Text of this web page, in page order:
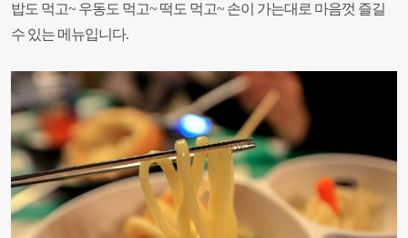
밥도 먹고~ 우동도 먹고~ 떡도 먹고~ 손이 가는대로 마음껏 즐길
수 있는 메뉴입니다.